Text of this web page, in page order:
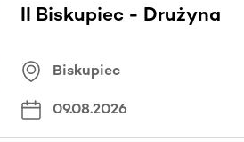
II Biskupiec - Drużyna
Biskupiec
09.08.2026